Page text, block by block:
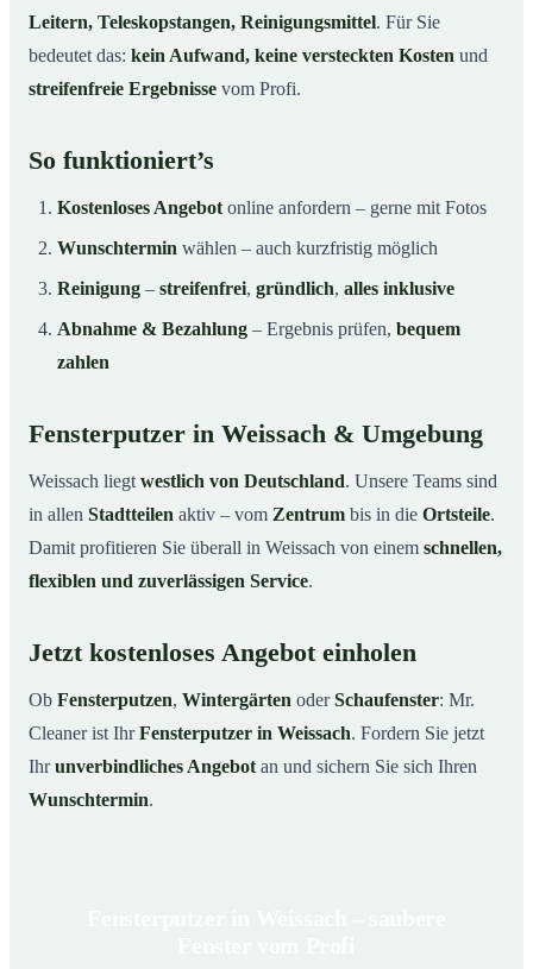
Leitern, Teleskopstangen, Reinigungsmittel. Für Sie
bedeutet das: kein Aufwand, keine versteckten Kosten und
streifenfreie Ergebnisse vom Profi.
So funktioniert’s
Kostenloses Angebot online anfordern – gerne mit Fotos
Wunschtermin wählen – auch kurzfristig möglich
Reinigung – streifenfrei, gründlich, alles inklusive
Abnahme & Bezahlung – Ergebnis prüfen, bequem
zahlen
Fensterputzer in Weissach & Umgebung
Weissach liegt westlich von Deutschland. Unsere Teams sind
in allen Stadtteilen aktiv – vom Zentrum bis in die Ortsteile.
Damit profitieren Sie überall in Weissach von einem schnellen,
flexiblen und zuverlässigen Service.
Jetzt kostenloses Angebot einholen
Ob Fensterputzen, Wintergärten oderSchaufenster: Mr.
Cleaner ist IhrFensterputzer in Weissach. Fordern Sie jetzt
Ihrunverbindliches Angebot an und sichern Sie sich Ihren
Wunschtermin.